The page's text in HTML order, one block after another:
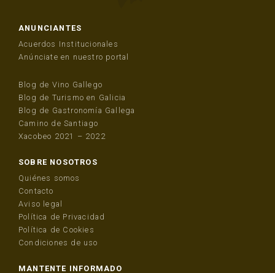
ANUNCIANTES
Acuerdos Institucionales
Anúnciate en nuestro portal
Blog de Vino Gallego
Blog de Turismo en Galicia
Blog de Gastronomía Gallega
Camino de Santiago
Xacobeo 2021 – 2022
SOBRE NOSOTROS
Quiénes somos
Contacto
Aviso legal
Política de Privacidad
Política de Cookies
Condiciones de uso
MANTENTE INFORMADO